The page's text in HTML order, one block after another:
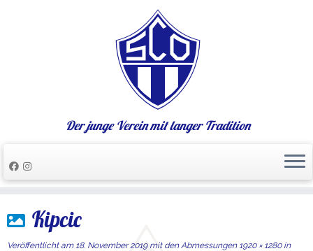
Inhalt
Der junge Verein mit langer Tradition
Kipcic
Veröffentlicht am 18. November 2019mit den Abmessungen1920 × 1280in